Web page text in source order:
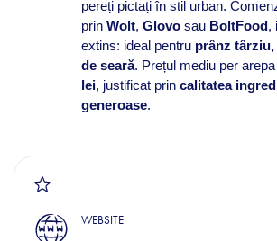
pereți pictați în stil urban.
prin Wolt, Glovosau BoltFood,
extins: ideal pentru prânz
de seară. Prețul mediu per
lei, justificat prin calitatea
generoase.
WEBSITE